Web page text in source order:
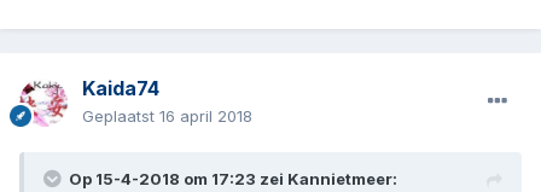
Kaida74
Geplaatst 16 april 2018
Op 15-4-2018 om 17:23 zei Kannietmeer: